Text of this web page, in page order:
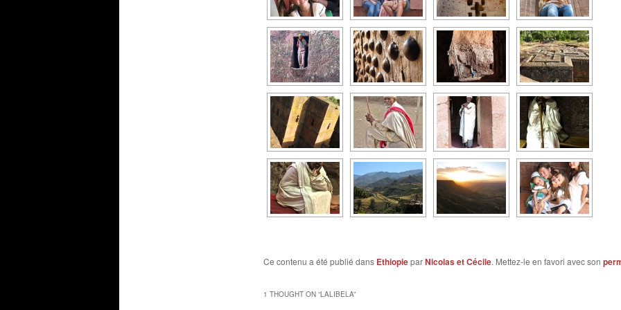
Ce contenu a été publié dans EthiopieparNicolas et Cécile. Mettez-le en favori avec son
1 THOUGHT ON “LALIBELA”